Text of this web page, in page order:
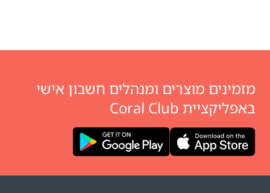
מזמינים מוצרים ומנהלים חשבון אישי
באפליקציית Coral Club